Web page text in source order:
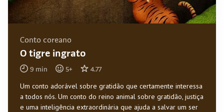
Conto coreano
O tigre ingrato
9 min 5+ 4.77
Um conto adorável sobre gratidão que certamente interessa
a todos nós. Um conto do reino animal sobre gratidão, justiça
e uma inteligência extraordinária que ajuda a salvar um ser